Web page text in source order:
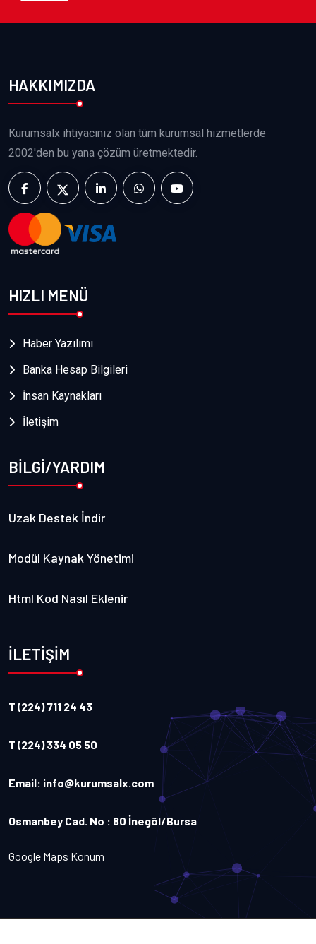
HAKKIMIZDA
Kurumsalx ihtiyacınız olan tüm kurumsal hizmetlerde
2002'den bu yana çözüm üretmektedir.
HIZLI MENÜ
Haber Yazılımı
Banka Hesap Bilgileri
İnsan Kaynakları
İletişim
BİLGİ/YARDIM
Uzak Destek İndir
Modül Kaynak Yönetimi
Html Kod Nasıl Eklenir
İLETİŞİM
T (224) 711 24 43
T (224) 334 05 50
Email: info@kurumsalx.com
Osmanbey Cad. No : 80 İnegöl/Bursa
Google Maps Konum